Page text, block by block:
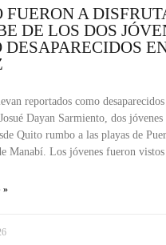
FUERON A
DE LOS DOS
DESAPARECIDOS
reportados como
Dayan Sarmiento, dos jóvenes
Quito rumbo a las playas de
Manabí. Los jóvenes fueron
»